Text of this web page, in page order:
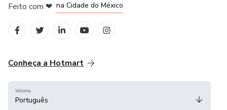
Feito com ❤ na Cidade do México
Conheça a Hotmart
Idioma
Português